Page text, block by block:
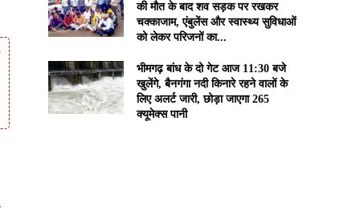
की मौत के बाद शव सड़क पर रखकर
चक्काजाम, एंबुलेंस और स्वास्थ्य सुविधाओं
को लेकर परिजनों का...
भीमगढ़ बांध के दो गेट आज 11:30 बजे
खुलेंगे, बैनगंगा नदी किनारे रहने वालों के
लिए अलर्ट जारी, छोड़ा जाएगा 265
क्यूमेक्स पानी